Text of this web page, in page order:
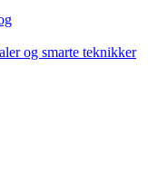
og smarte teknikker